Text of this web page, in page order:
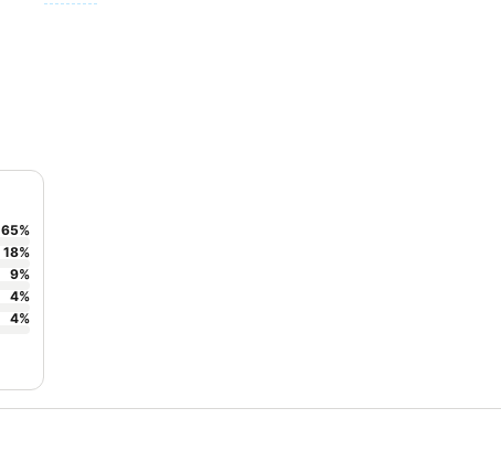
65%
18%
9%
4%
4%